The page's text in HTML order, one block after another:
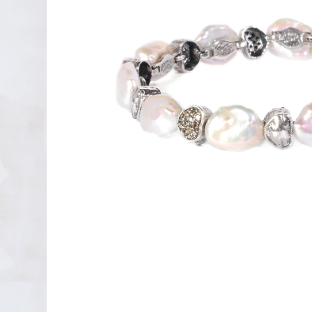
PENDIENTES DE PLATA
XAVIER DEL CERRO
MAR CUCURELLA